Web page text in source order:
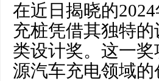
在近日揭晓的
充桩凭借其独特
类设计奖。这一
源汽车充电领域